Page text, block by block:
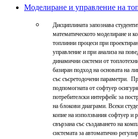
Моделиране и управление на
Дисциплината запознава
математическото моделиране и
топлинни процеси при
управление и при анализа на
динамични системи от
базиран подход на основата на
със съсретодочени параметри.
подпомогната от софтуер
потребителски интерфейс за
на блокови диаграми. Всеки
копие на използвания софтуер и
свързана със създаването на
системата за автоматично